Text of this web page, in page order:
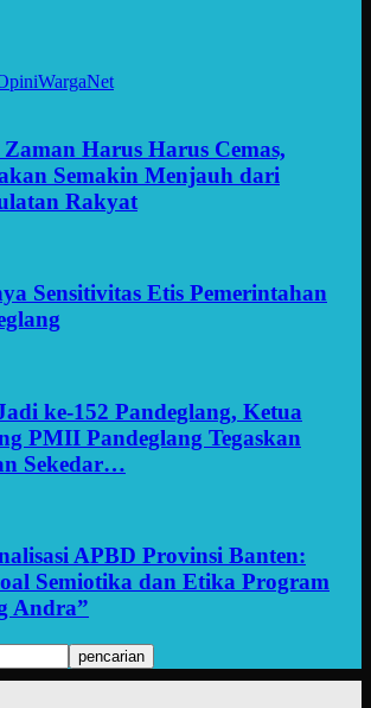
WargaNet
Harus Harus Cemas,
Semakin Menjauh dari
Rakyat
Sensitivitas Etis Pemerintahan
ke-152 Pandeglang, Ketua
PMII Pandeglang Tegaskan
Sekedar…
APBD Provinsi Banten:
Semiotika dan Etika Program
Andra”